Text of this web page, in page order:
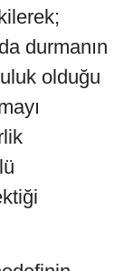
durmanın
olduğu